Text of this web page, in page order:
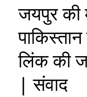
जयपुर की
लिंक की
| संवाद